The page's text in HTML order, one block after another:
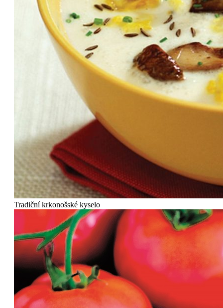
Tradiční krkonošské kyselo